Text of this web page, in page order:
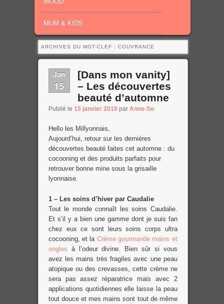
MUM & KIDS
ARCHIVES DU MOT-CLEF : COUVRANCE
Jan
15
[Dans mon vanity]
– Les découvertes
beauté d’automne
Publié le 15 janvier 2018 par Anne-So
Hello les Millyonnais,
Aujourd’hui, retour sur les dernières
découvertes beauté faites cet automne : du
cocooning et des produits parfaits pour
retrouver bonne mine sous la grisaille
lyonnaise.
1 – Les soins d’hiver par Caudalie
Tout le monde connaît les soins Caudalie.
Et s’il y a bien une gamme dont je suis fan
chez eux ce sont leurs soins corps ultra
cocooning, et la Crème gourmande mains et
ongles à l’odeur divine. Bien sûr si vous
avez les mains très fragiles avec une peau
atopique ou des crevasses, cette crème ne
sera pas assez réparatrice mais avec 2
applications quotidiennes elle laisse la peau
tout douce et mes mains sont tout de même